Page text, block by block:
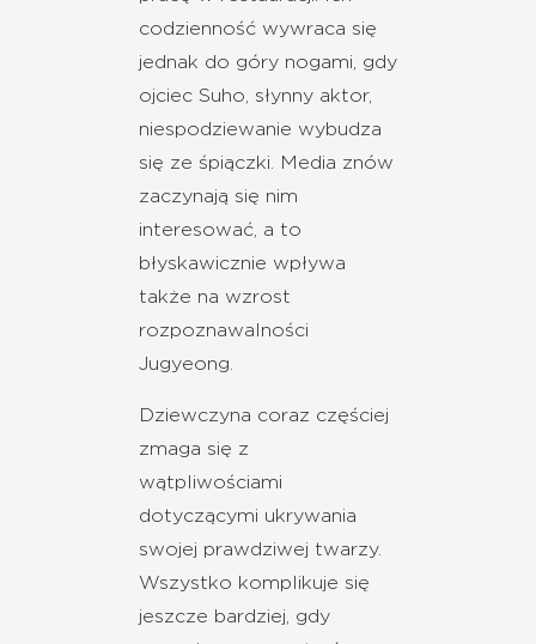
codzienność wywraca się
jednak do góry nogami, gdy
ojciec Suho, słynny aktor,
niespodziewanie wybudza
się ze śpiączki. Media znów
zaczynają się nim
interesować, a to
błyskawicznie wpływa
także na wzrost
rozpoznawalności
Jugyeong.
Dziewczyna coraz częściej
zmaga się z
wątpliwościami
dotyczącymi ukrywania
swojej prawdziwej twarzy.
Wszystko komplikuje się
jeszcze bardziej, gdy